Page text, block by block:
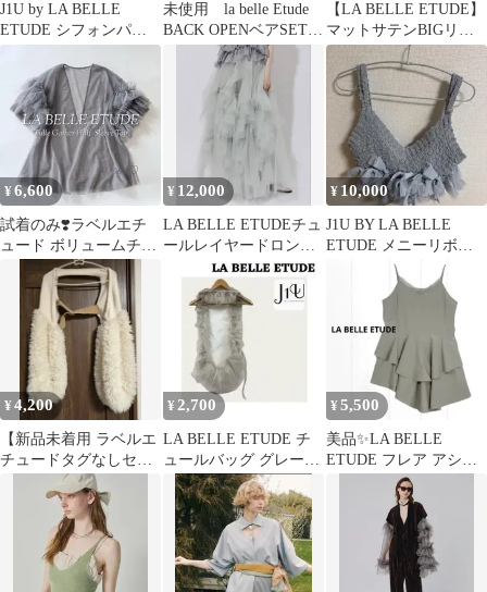
J1U by LA BELLE
ETUDE シフォンパン
ツ size 0
未使用 la belle Etude
BACK OPENベアSETワ
ンピース
【LA BELLE ETUDE】
マットサテンBIGリボ
ンホルターTOPS
¥6,600
試着のみ❣️ラベルエチ
ュード ボリュームチュ
ールギャザーハーフス
リーブTOPS
¥ 12,000
LA BELLE ETUDEチュ
ールレイヤードロング
スカート
¥ 10,000
J1U BY LA BELLE
ETUDE メニーリボン
サマーニットビスチェ
¥4,200
【新品未着用 ラベルエ
チュードタグなしセー
ル品】ボレロ ファー切
替 ニット
¥ 2,700
LA BELLE ETUDE チ
ュールバッグ グレージ
ュ JU1
¥5,500
美品✨LA BELLE
ETUDE フレア アシン
メトリー キャミソー